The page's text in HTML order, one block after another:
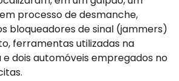
processo de desmanche,
bloqueadores de sinal (jammers)
ferramentas utilizadas na
dois automóveis empregados no